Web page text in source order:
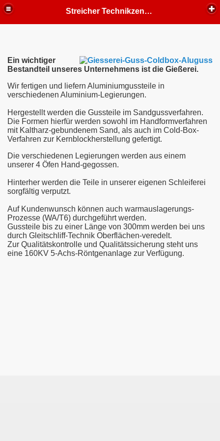
Streicher Technikzentrum Ottmarsheim GmbH - Prototypen in Aluminium, CNC, Aluguss, Modellbau
Ein wichtiger
Bestandteil unseres Unternehmens ist die Gießerei.
Wir fertigen und liefern Aluminiumgussteile in
verschiedenen Aluminium-Legierungen.
Hergestellt werden die Gussteile im Sandgussverfahren.
Die Formen hierfür werden sowohl im Handformverfahren
mit Kaltharz-gebundenem Sand, als auch im Cold-Box-
Verfahren zur Kernblockherstellung gefertigt.
Die verschiedenen Legierungen werden aus einem
unserer 4 Öfen Hand-gegossen.
Hinterher werden die Teile in unserer eigenen Schleiferei
sorgfältig verputzt.
Auf Kundenwunsch können auch warmauslagerungs-
Prozesse (WA/T6) durchgeführt werden.
Gussteile bis zu einer Länge von 300mm werden bei uns
durch Gleitschliff-Technik Oberflächen-veredelt.
Zur Qualitätskontrolle und Qualitätssicherung steht uns
eine 160KV 5-Achs-Röntgenanlage zur Verfügung.